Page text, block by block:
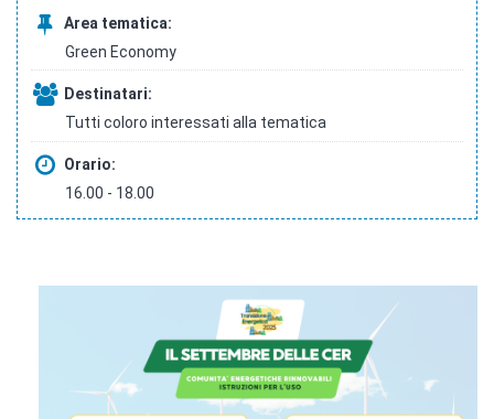
Area tematica:
Green Economy
Destinatari:
Tutti coloro interessati alla tematica
Orario:
16.00 - 18.00